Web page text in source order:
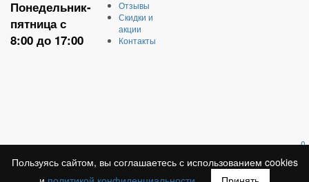
Пользуясь сайтом, вы соглашаетесь с использованием cookies
Понедельник-
пятница с
8:00 до 17:00
Отзывы
Скидки и
акции
Контакты
0